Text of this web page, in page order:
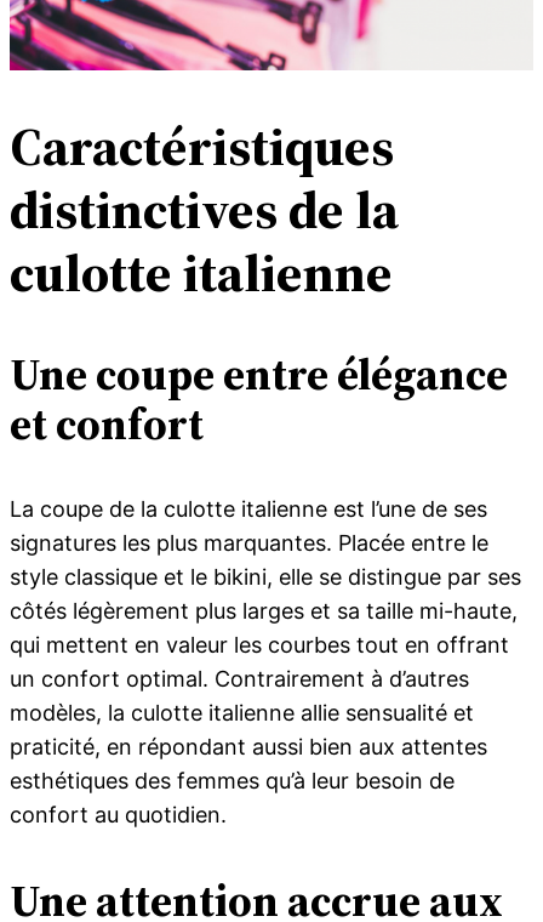
Caractéristiques
distinctives de la
culotte italienne
Une coupe entre élégance
et confort
La coupe de la culotte italienne est l’une de ses
signatures les plus marquantes. Placée entre le
style classique et le bikini, elle se distingue par ses
côtés légèrement plus larges et sa taille mi-haute,
qui mettent en valeur les courbes tout en offrant
un confort optimal. Contrairement à d’autres
modèles, la culotte italienne allie sensualité et
praticité, en répondant aussi bien aux attentes
esthétiques des femmes qu’à leur besoin de
confort au quotidien.
Une attention accrue aux